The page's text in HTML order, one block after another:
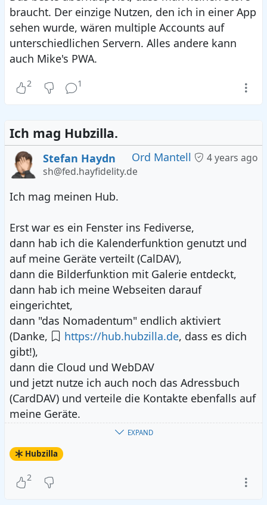
braucht. Der einzige Nutzen, den ich in einer App
sehen wurde, wären multiple Accounts auf
unterschiedlichen Servern. Alles andere kann
auch Mike's PWA.
2 1
Ich mag Hubzilla.
Ord Mantell 4 years ago
Stefan Haydn
sh@fed.hayfidelity.de
Ich mag meinen Hub.
Erst war es ein Fenster ins Fediverse,
dann hab ich die Kalenderfunktion genutzt und
auf meine Geräte verteilt (CalDAV),
dann die Bilderfunktion mit Galerie entdeckt,
dann hab ich meine Webseiten darauf
eingerichtet,
dann "das Nomadentum" endlich aktiviert
(Danke,
https://hub.hubzilla.de, dass es dich
gibt!),
dann die Cloud und WebDAV
und jetzt nutze ich auch noch das Adressbuch
(CardDAV) und verteile die Kontakte ebenfalls auf
meine Geräte.
Jetzt wenn Hubzilla mit v10 dann noch Office
integriert hat, brauche ich nichts mehr anderes.
;-) Wobei Cryptpad schon auch sehr charmant
ist.
EXPAND
Hubzilla
2